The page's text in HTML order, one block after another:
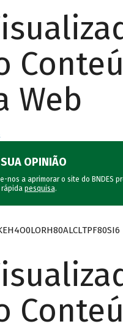
Web
OPINIÃO
nos a aprimorar o site do BNDES
rápida pesquisa.